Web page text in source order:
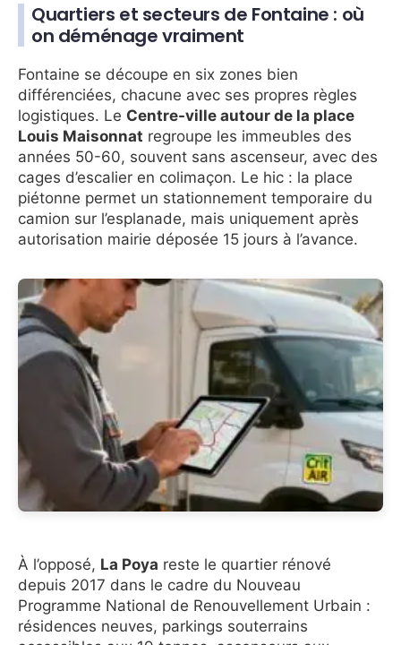
Quartiers et secteurs de Fontaine : où
on déménage vraiment
Fontaine se découpe en six zones bien
différenciées, chacune avec ses propres règles
logistiques. Le Centre-ville autour de la place
Louis Maisonnat regroupe les immeubles des
années 50-60, souvent sans ascenseur, avec des
cages d’escalier en colimaçon. Le hic : la place
piétonne permet un stationnement temporaire du
camion sur l’esplanade, mais uniquement après
autorisation mairie déposée 15 jours à l’avance.
À l’opposé, La Poya reste le quartier rénové
depuis 2017 dans le cadre du Nouveau
Programme National de Renouvellement Urbain :
résidences neuves, parkings souterrains